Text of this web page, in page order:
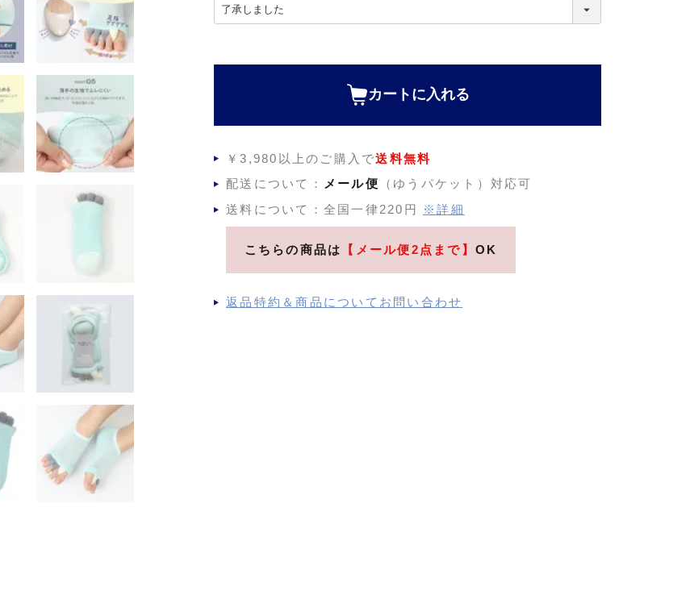
カートに入れる
￥3,980以上のご購入で送料無料
配送について： メール便
（ゆうパケット）対応可
送料について：全国一律220円
※詳細
こちらの商品は 【メール便2点まで】 OK
返品特約＆商品についてお問い合わせ